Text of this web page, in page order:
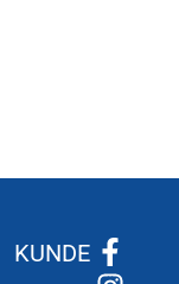
KUNDE